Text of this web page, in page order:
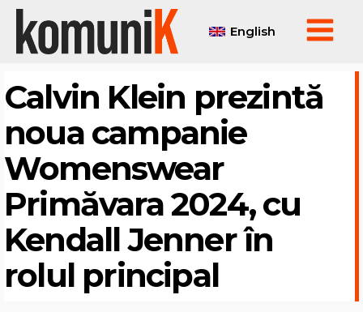
English
Calvin Klein prezintă
noua campanie
Womenswear
Primăvara 2024, cu
Kendall Jenner în
rolul principal